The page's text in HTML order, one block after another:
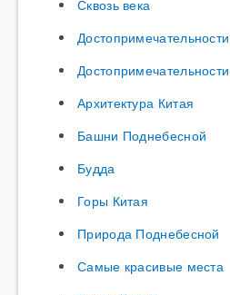
Сквозь века
Архитектура Китая
Башни Поднебесной
Будда
Горы Китая
Природа Поднебесной
Самые красивые места